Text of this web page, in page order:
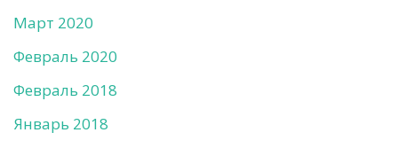
Март 2020
Февраль 2020
Февраль 2018
Январь 2018